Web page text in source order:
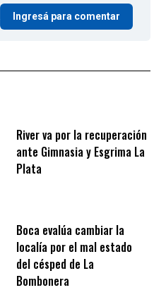
Ingresá para comentar
River va por la recuperación
ante Gimnasia y Esgrima La
Plata
Boca evalúa cambiar la
localía por el mal estado
del césped de La
Bombonera